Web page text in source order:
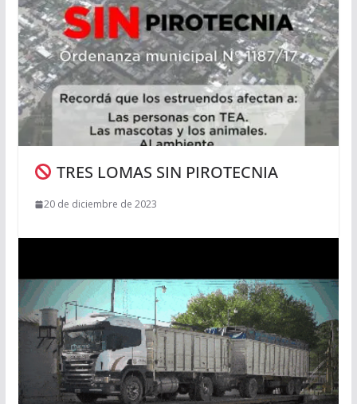
TRES LOMAS SIN PIROTECNIA
20 de diciembre de 2023